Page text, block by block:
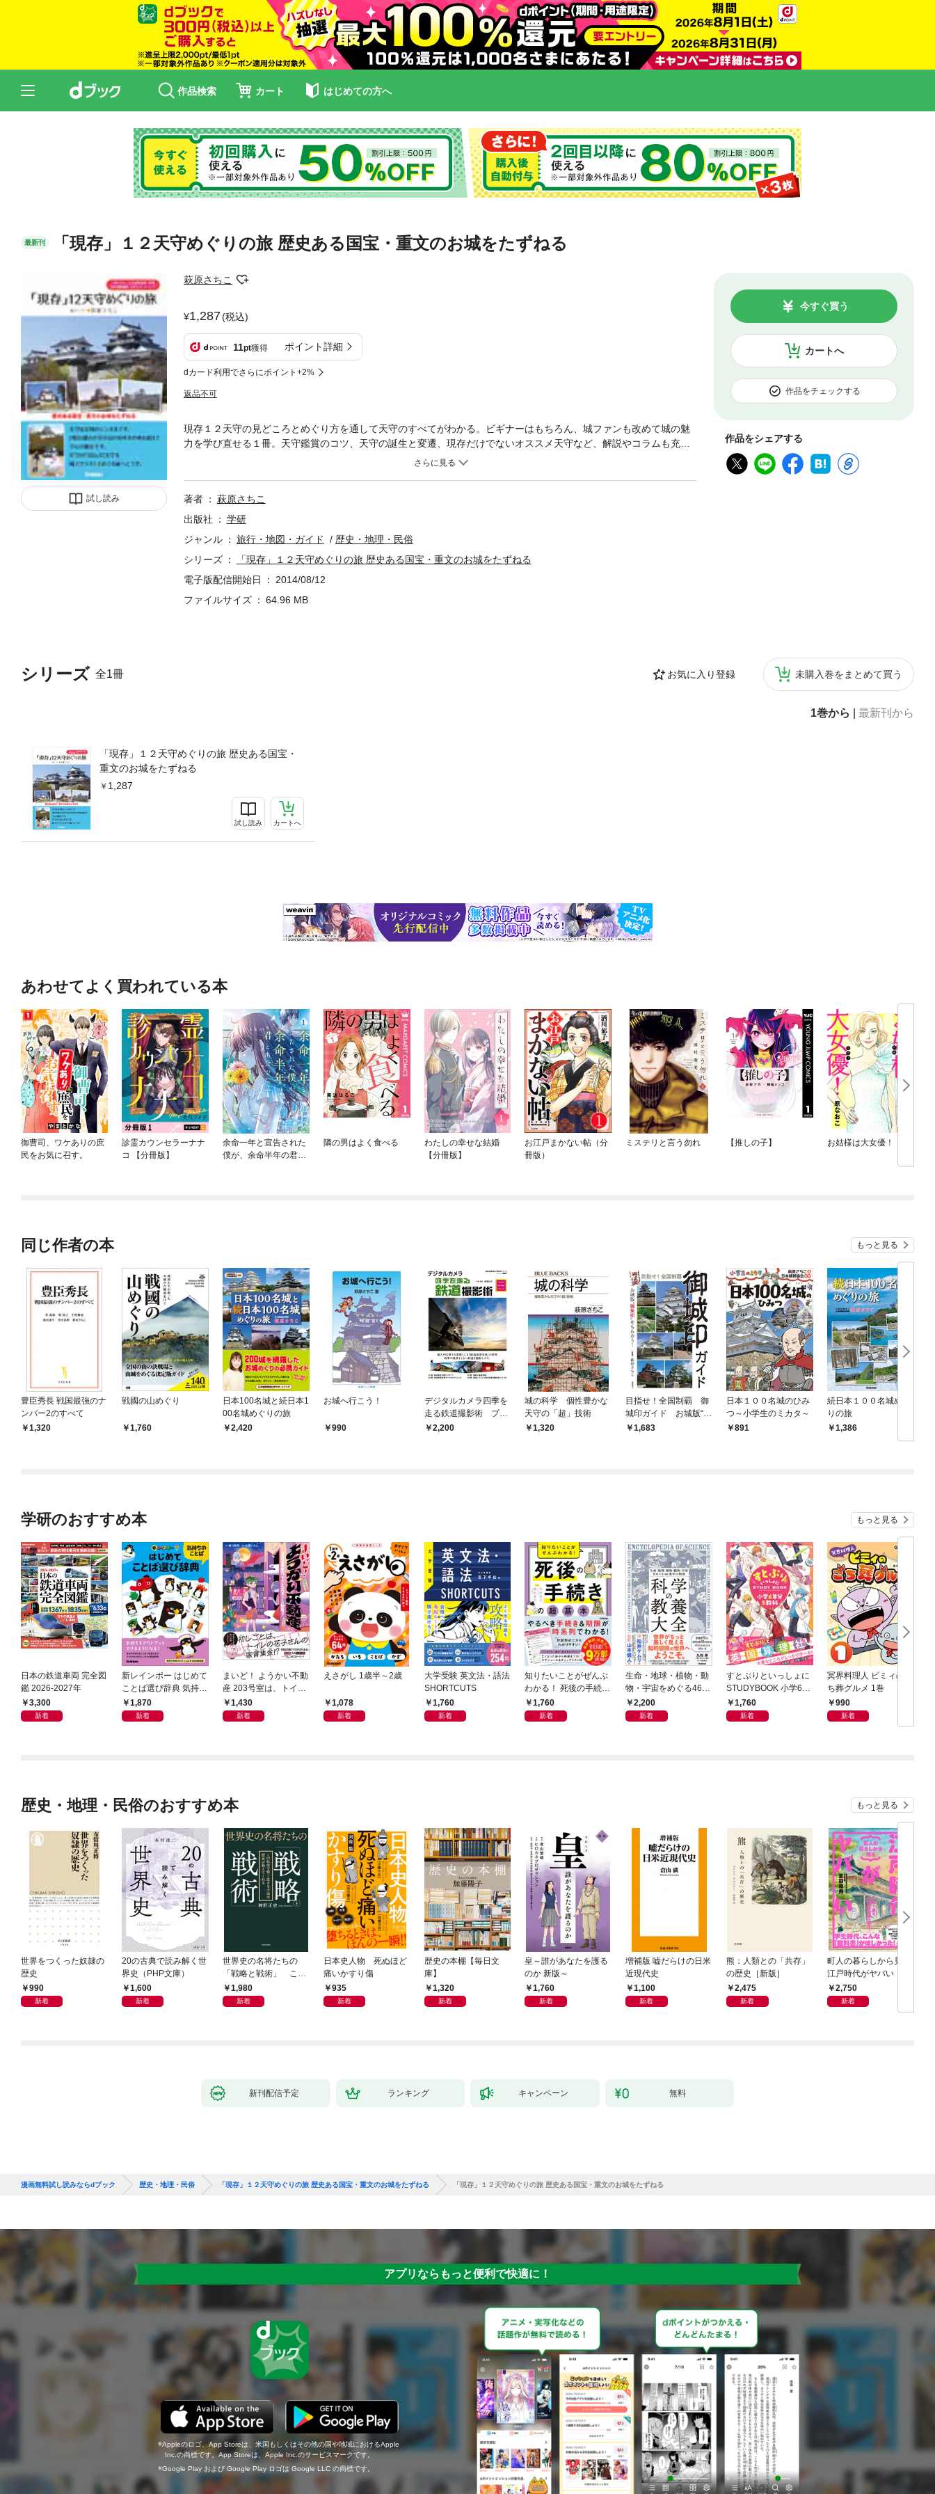
作品検索 カート はじめての方へ
最新刊 「現存」１２天守めぐりの旅 歴史ある国宝・重文のお城をたずねる
試し読み
萩原さちこ
1,287(税込)
11pt獲得 ポイント詳細
dカード利用でさらにポイント+2%
返品不可
カートへ
今すぐ買う
作品をチェックする
作品をシェアする
シリーズ 全1冊 お気に入り登録 未購入巻をまとめて買う
1巻から 最新刊から
「現存」１２天守めぐりの旅 歴史ある国宝・
重文のお城をたずねる
1,287
試し読み カートへ
現存１２天守の見どころとめぐり方を通して天守のすべてがわかる。ビギナーはもちろん、城ファンも改めて城の魅
力を学び直せる１冊。天守鑑賞のコツ、天守の誕生と変遷、現存だけでないオススメ天守など、解説やコラムも充実
著者
萩原さちこ
出版社
学研
ジャンル
旅行・地図・ガイド
歴史・地理・民俗
シリーズ
「現存」１２天守めぐりの旅 歴史ある国宝・重文のお城をたずねる
電子版配信開始日
2014/08/12
ファイルサイズ
64.96 MB
あわせてよく買われている本
御曹司、ワケありの庶
民をお気に召す。
診霊カウンセラーナナ
コ 【分冊版】
余命一年と宣告された
僕が、余命半年の君と
隣の男はよく食べる
わたしの幸せな結婚
【分冊版】
お江戸まかない帖（分
冊版）
ミステリと言う勿れ 【推しの子】 お姑様は大女優！
同じ作者の本 もっと見る
豊臣秀長 戦国最強のナ
ンバー2のすべて
1,320
戦國の山めぐり
1,760
日本100名城と続日本1
00名城めぐりの旅
2,420
お城へ行こう！
990
デジタルカメラ四季を
走る鉄道撮影術 プロ
に学ぶ作例・機材・テ
2,200
城の科学 個性豊かな
天守の「超」技術
1,320
目指せ！全国制覇 御
城印ガイド お城版“御
朱印”をもらおう！
1,683
日本１００名城のひみ
つ～小学生のミカタ～
891
続日本１００名城めぐ
りの旅
1,386
学研のおすすめ本 もっと見る
日本の鉄道車両 完全図
鑑 2026-2027年
3,300
新着
新レインボー はじめて
ことば選び辞典 気持ち
のことば
1,870
新着
まいど！ ようかい不動
産 203号室は、トイレ
の花子さんの部屋？
1,430
新着
えさがし 1歳半～2歳
1,078
新着
大学受験 英文法・語法
SHORTCUTS
1,760
新着
知りたいことがぜんぶ
わかる！ 死後の手続き
の超基本
1,760
新着
生命・地球・植物・動
物・宇宙をめぐる46億
年の物語 科学の教養大
全
2,200
新着
すとぷりといっしょに
STUDYBOOK 小学6年
分5教科
1,760
新着
冥界料理人 ビミィのご
ち葬グルメ 1巻
990
新着
歴史・地理・民俗のおすすめ本 もっと見る
世界をつくった奴隷の
歴史
990
新着
20の古典で読み解く世
界史（PHP文庫）
1,600
新着
世界史の名将たちの
「戦略と戦術」 この
社会で賢く生きる方法
は歴史が教えてくれる
1,980
新着
日本史人物 死ぬほど
痛いかすり傷
935
新着
歴史の本棚【毎日文
庫】
1,320
新着
皇～誰があなたを護る
のか 新版～
1,760
新着
増補版 嘘だらけの日米
近現代史
1,100
新着
熊：人類との「共存」
の歴史［新版］
2,475
新着
町人の暮らしから見る
江戸時代がヤバい
2,750
新着
新刊配信予定 ランキング キャンペーン 無料
漫画無料試し読みならdブック 歴史・地理・民俗 「現存」１２天守めぐりの旅 歴史ある国宝・重文のお城をたずねる 「現存」１２天守めぐりの旅 歴史ある国宝・重文のお城をたずねる
アプリならもっと便利で快適に！
Appleのロゴ、App Storeは、米国もしくはその他の国や地域におけるApple
Inc.の商標です。App Storeは、Apple Inc.のサービスマークです。
Google Play および Google Play ロゴは Google LLC の商標です。